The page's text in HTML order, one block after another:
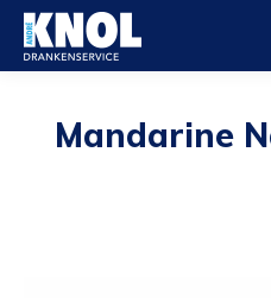
Mandarine